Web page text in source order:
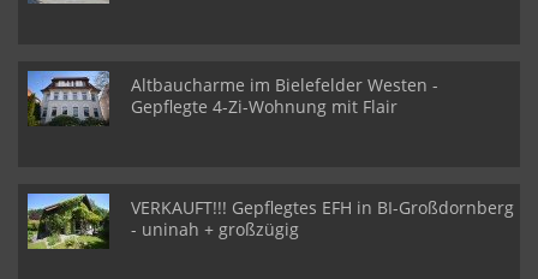
Altbaucharme im Bielefelder Westen -
Gepflegte 4-Zi-Wohnung mit Flair
VERKAUFT!!! Gepflegtes EFH in BI-Großdornberg
- uninah + großzügig